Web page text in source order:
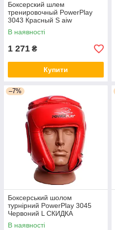
Боксерский шлем
тренировочный PowerPlay
3043 Красный S aiw
Оригинал 130
В наявності
1 271 ₴
Купити
–7%
Боксерський шолом
турнірний PowerPlay 3045
Червоний L СКИДКА
В наявності